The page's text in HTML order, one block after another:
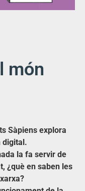
món
Sàpiens explora
digital.
la fa servir de
¿què en saben les